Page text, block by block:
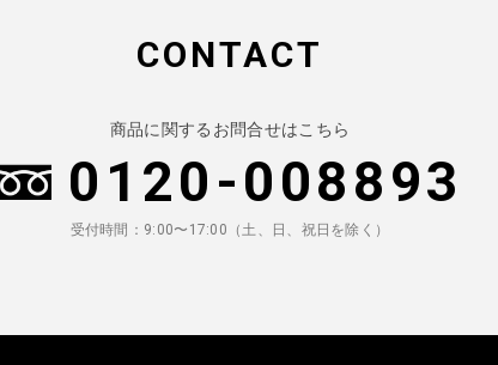
CONTACT
商品に関するお問合せはこちら
0120-008893
受付時間：9:00〜17:00（土、日、祝日を除く）